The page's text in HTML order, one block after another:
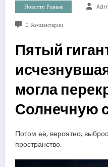
Новости Разные
0 Комментарии
Пятый
могла
Солнечную
Потом её, вероятно,
пространство.